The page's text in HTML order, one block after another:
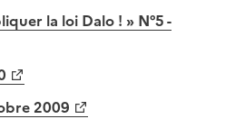
la loi Dalo ! » N°5 -
2009